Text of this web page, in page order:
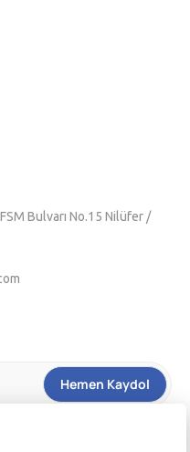
Bulvarı No.15 Nilüfer /
Hemen Kaydol